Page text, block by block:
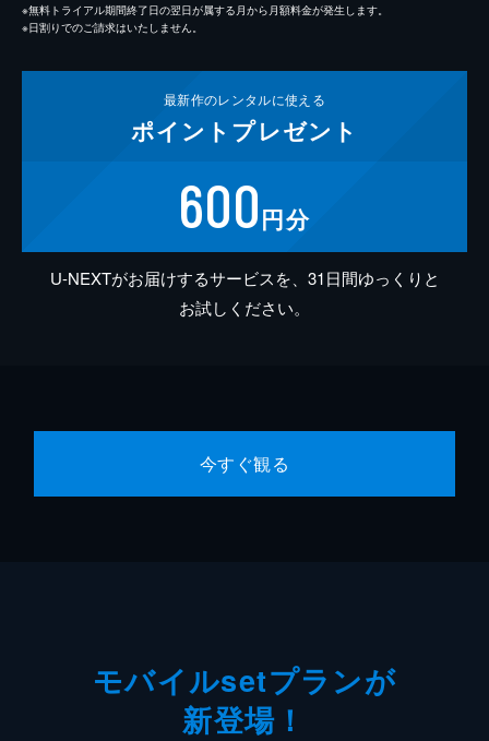
※無料トライアル期間終了日の翌日が属する月から月額料金が発生します。
※日割りでのご請求はいたしません。
最新作のレンタルに使える
ポイント プレゼント
600円分
U-NEXTがお届けするサービスを、31日間ゆっくりと
お試しください。
今すぐ観る
モバイルsetプランが
新登場！